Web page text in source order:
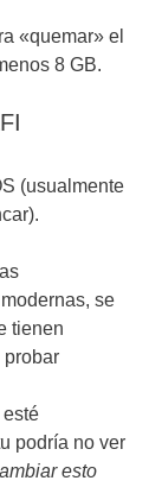
«quemar» el
8 GB.
(usualmente
se
tienen
probar
podría no ver
esto